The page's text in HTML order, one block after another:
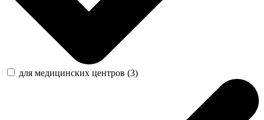
для медицинских центров (3)